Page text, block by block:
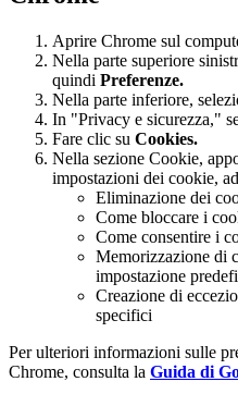
Aprire Chrome sul
Nella parte superiore
quindi Preferenze.
Nella parte inferiore,
In "Privacy e sicurezza,"
Fare clic su Cookies.
Nella sezione Cookie,
impostazioni dei cookie,
Eliminazione dei
Come bloccare i
Come consentire i
Memorizzazione di
impostazione
Creazione di
specifici
Per ulteriori informazioni sulle
Chrome, consulta la Guida di